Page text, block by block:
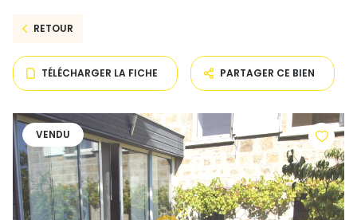
RETOUR
TÉLÉCHARGER LA FICHE PARTAGER CE BIEN
VENDU